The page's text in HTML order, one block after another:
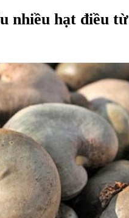
nhiều hạt điều từ